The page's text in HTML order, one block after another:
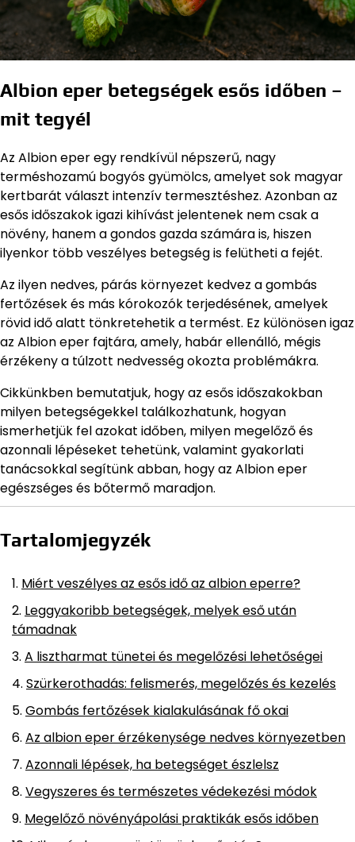
Albion eper betegségek esős időben –
mit tegyél
Az Albion eper egy rendkívül népszerű, nagy
terméshozamú bogyós gyümölcs, amelyet sok magyar
kertbarát választ intenzív termesztéshez. Azonban az
esős időszakok igazi kihívást jelentenek nem csak a
növény, hanem a gondos gazda számára is, hiszen
ilyenkor több veszélyes betegség is felütheti a fejét.
Az ilyen nedves, párás környezet kedvez a gombás
fertőzések és más kórokozók terjedésének, amelyek
rövid idő alatt tönkretehetik a termést. Ez különösen igaz
az Albion eper fajtára, amely, habár ellenálló, mégis
érzékeny a túlzott nedvesség okozta problémákra.
Cikkünkben bemutatjuk, hogy az esős időszakokban
milyen betegségekkel találkozhatunk, hogyan
ismerhetjük fel azokat időben, milyen megelőző és
azonnali lépéseket tehetünk, valamint gyakorlati
tanácsokkal segítünk abban, hogy az Albion eper
egészséges és bőtermő maradjon.
Tartalomjegyzék
Miért veszélyes az esős idő az albion eperre?
Leggyakoribb betegségek, melyek eső után
támadnak
A lisztharmat tünetei és megelőzési lehetőségei
Szürkerothadás: felismerés, megelőzés és kezelés
Gombás fertőzések kialakulásának fő okai
Az albion eper érzékenysége nedves környezetben
Azonnali lépések, ha betegséget észlelsz
Vegyszeres és természetes védekezési módok
Megelőző növényápolási praktikák esős időben